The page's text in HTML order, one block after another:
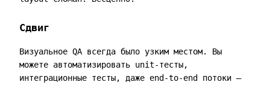
Сдвиг
Визуальное QA всегда было узким местом. Вы
можете автоматизировать unit-тесты,
интеграционные тесты, даже end-to-end потоки —